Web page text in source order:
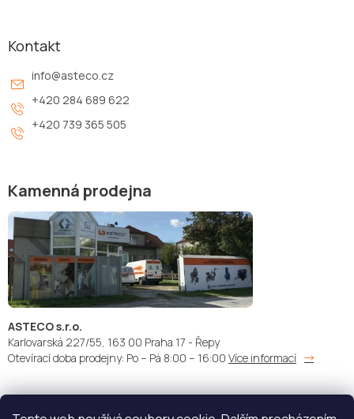
Kontakt
info@asteco.cz
+420 284 689 622
+420 739 365 505
Kamenná prodejna
ASTECO s.r.o.
Karlovarská 227/55, 163 00 Praha 17 - Řepy
Otevírací doba prodejny: Po – Pá 8:00 – 16:00 Více informací